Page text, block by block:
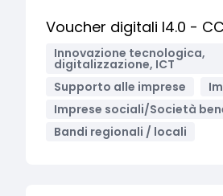
Voucher digitali I4.0 -
Innovazione tecnologica,
digitalizzazione, ICT
Supporto alle imprese
Imprese sociali/Società
Bandi regionali / locali